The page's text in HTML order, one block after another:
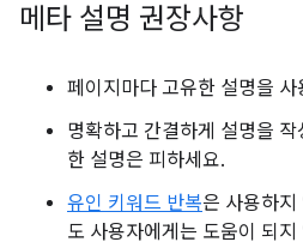
메타 설명 권장사항
페이지마다 고유한 설명을 사
명확하고 간결하게 설명을
한 설명은 피하세요.
유인 키워드 반복은 사용하지
도 사용자에게는 도움이 되지